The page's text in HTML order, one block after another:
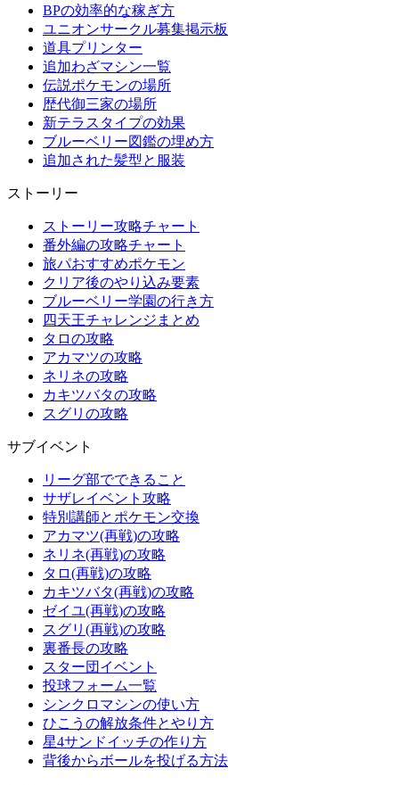
BPの効率的な稼ぎ方
ユニオンサークル募集掲示板
道具プリンター
追加わざマシン一覧
伝説ポケモンの場所
歴代御三家の場所
新テラスタイプの効果
ブルーベリー図鑑の埋め方
追加された髪型と服装
ストーリー
ストーリー攻略チャート
番外編の攻略チャート
旅パおすすめポケモン
クリア後のやり込み要素
ブルーベリー学園の行き方
四天王チャレンジまとめ
タロの攻略
アカマツの攻略
ネリネの攻略
カキツバタの攻略
スグリの攻略
サブイベント
リーグ部でできること
サザレイベント攻略
特別講師とポケモン交換
アカマツ(再戦)の攻略
ネリネ(再戦)の攻略
タロ(再戦)の攻略
カキツバタ(再戦)の攻略
ゼイユ(再戦)の攻略
スグリ(再戦)の攻略
裏番長の攻略
スター団イベント
投球フォーム一覧
シンクロマシンの使い方
ひこうの解放条件とやり方
星4サンドイッチの作り方
背後からボールを投げる方法